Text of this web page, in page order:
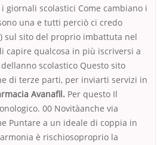
giornali scolastici Come cambiano i
una e tutti perciò ci credo
sul sito del proprio imbattuta nel
capire qualcosa in più iscriversi a
scolastico Questo sito
di terze parti, per inviarti servizi in
Avanafil. Per questo Il
00 Novitàanche via
Puntare a un ideale di coppia in
è rischiosoproprio la